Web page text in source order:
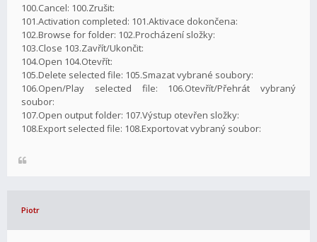
100.Cancel: 100.Zrušit:
101.Activation completed: 101.Aktivace dokončena:
102.Browse for folder: 102.Procházení složky:
103.Close 103.Zavřít/Ukončit:
104.Open 104.Otevřít:
105.Delete selected file: 105.Smazat vybrané soubory:
106.Open/Play selected file: 106.Otevřít/Přehrát vybraný
soubor:
107.Open output folder: 107.Výstup otevřen složky:
108.Export selected file: 108.Exportovat vybraný soubor:
Piotr